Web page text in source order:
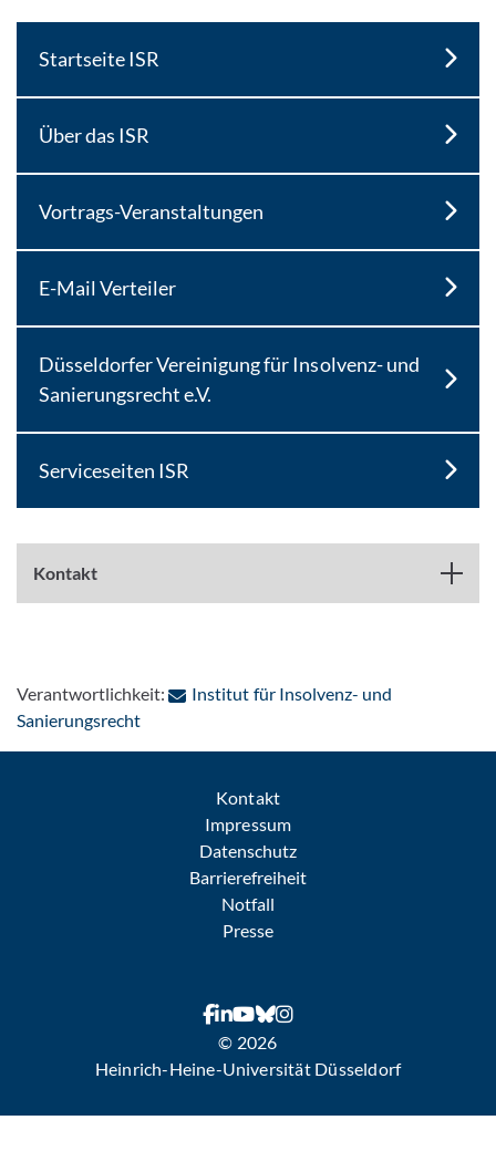
Startseite ISR
Über das ISR
Vortrags-Veranstaltungen
E-Mail Verteiler
Düsseldorfer Vereinigung für Insolvenz- und
Sanierungsrecht e.V.
Serviceseiten ISR
Kontakt
Verantwortlichkeit:
Institut für Insolvenz- und
Sanierungsrecht: Per E-Mail kontaktieren
Kontakt
Impressum
Datenschutz
Barrierefreiheit
Notfall
Presse
© 2026
Heinrich-Heine-Universität Düsseldorf